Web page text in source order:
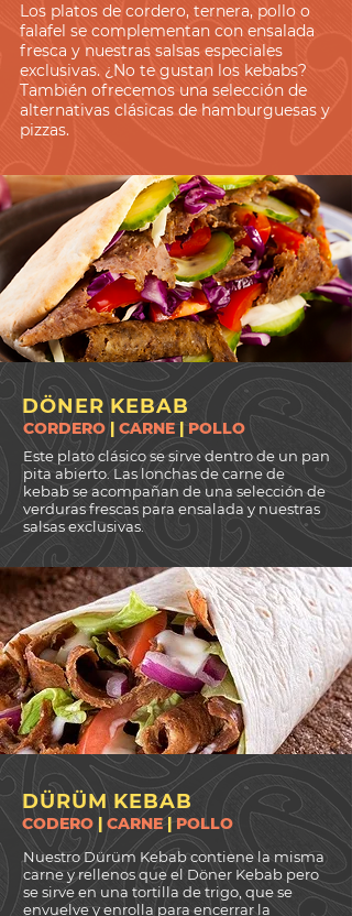
Los platos de cordero, ternera, pollo o
falafel se complementan con ensalada
fresca y nuestras salsas especiales
exclusivas. ¿No te gustan los kebabs?
También ofrecemos una selección de
alternativas clásicas de hamburguesas y
pizzas.
DÖNER KEBAB
CORDERO | CARNE | POLLO
Este plato clásico se sirve dentro de un pan
pita abierto. Las lonchas de carne de
kebab se acompañan de una selección de
verduras frescas para ensalada y nuestras
salsas exclusivas.
DÜRÜM KEBAB
CODERO | CARNE|POLLO
Nuestro Dürüm Kebab contiene la misma
carne y rellenos que el Döner Kebab pero
se sirve en una tortilla de trigo, que se
envuelve y enrolla para encerrar la